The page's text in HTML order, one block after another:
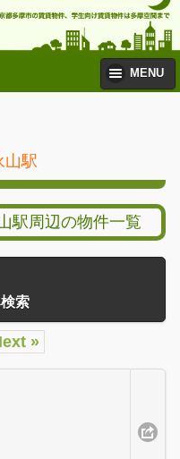
MENU
山駅
駅周辺の物件一覧
索
»